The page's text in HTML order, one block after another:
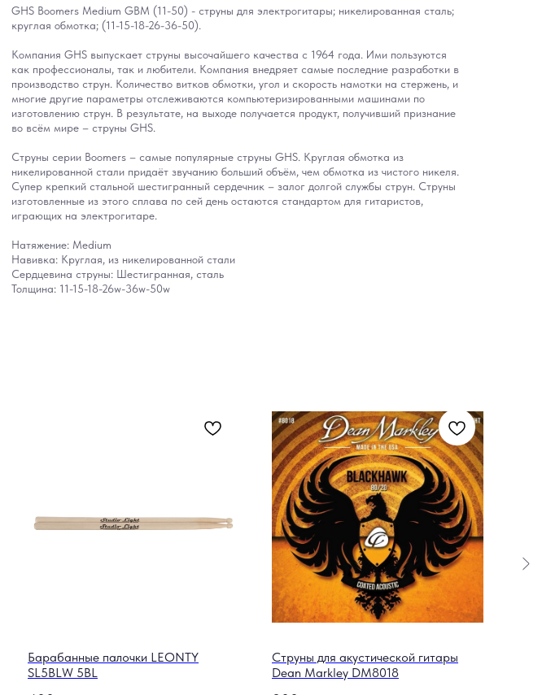
GHS Boomers Medium GBM (11-50) - струны для электрогитары; никелированная сталь;
круглая обмотка; (11-15-18-26-36-50).
Компания GHS выпускает струны высочайшего качества с 1964 года. Ими пользуются
как профессионалы, так и любители. Компания внедряет самые последние разработки в
производство струн. Количество витков обмотки, угол и скорость намотки на стержень, и
многие другие параметры отслеживаются компьютеризированными машинами по
изготовлению струн. В результате, на выходе получается продукт, получивший признание
во всём мире – струны GHS.
Струны серии Boomers – самые популярные струны GHS. Круглая обмотка из
никелированной стали придаёт звучанию больший объём, чем обмотка из чистого никеля.
Супер крепкий стальной шестигранный сердечник – залог долгой службы струн. Струны
изготовленные из этого сплава по сей день остаются стандартом для гитаристов,
играющих на электрогитаре.
Натяжение: Medium
Навивка: Круглая, из никелированной стали
Сердцевина струны: Шестигранная, сталь
Толщина: 11-15-18-26w-36w-50w
Барабанные палочки LEONTY
SL5BLW 5BL
Струны для акустической гитары
Dean Markley DM8018